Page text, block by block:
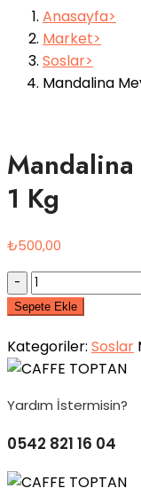
Anasayfa
Market
Soslar
Mandalina
1 Kg
₺500,00
Quantity
Sepete Ekle
Kategoriler: Soslar
Yardım İstermisin?
0542 821 16 04